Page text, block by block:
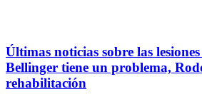
Últimas noticias sobre las
Bellinger tiene un problema,
rehabilitación